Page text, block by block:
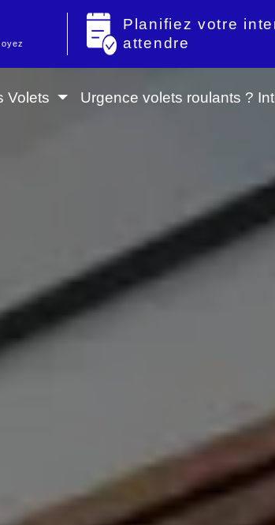
Planifiez votre
attendre
Volets Urgence volets roulants ?